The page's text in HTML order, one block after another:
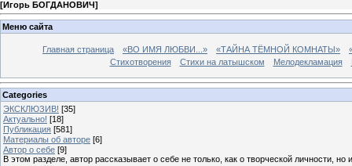
[Игорь БОГДАНОВИЧ]
Меню сайта
Главная страница «ВО ИМЯ ЛЮБВИ...» «ТАЙНА ТЁМНОЙ КОМНАТЫ»
Стихотворения
Стихи на латышском Мелодекламация
Categories
ЭКСКЛЮЗИВ! [35]
Актуально! [18]
Публикация [581]
Материалы об авторе [6]
Автор о себе [9]
В этом разделе, автор рассказывает о себе не только, как о творческой личности,